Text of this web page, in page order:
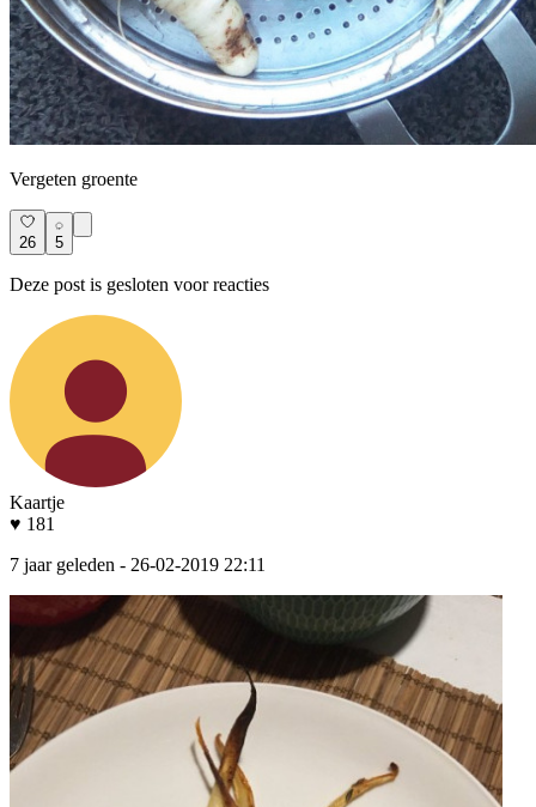
Vergeten groente
26 5
Deze post is gesloten voor reacties
Kaartje
♥ 181
7 jaar geleden - 26-02-2019 22:11